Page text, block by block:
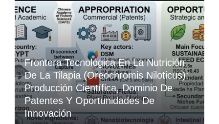
Frontera Tecnológica En La Nutrición
De La Tilapia (Oreochromis Niloticus):
Producción Científica, Dominio De
Patentes Y Oportunidades De
Innovación